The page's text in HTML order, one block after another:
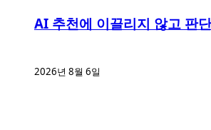
AI 추천에 이끌리지 않고 판
2026년 8월 6일